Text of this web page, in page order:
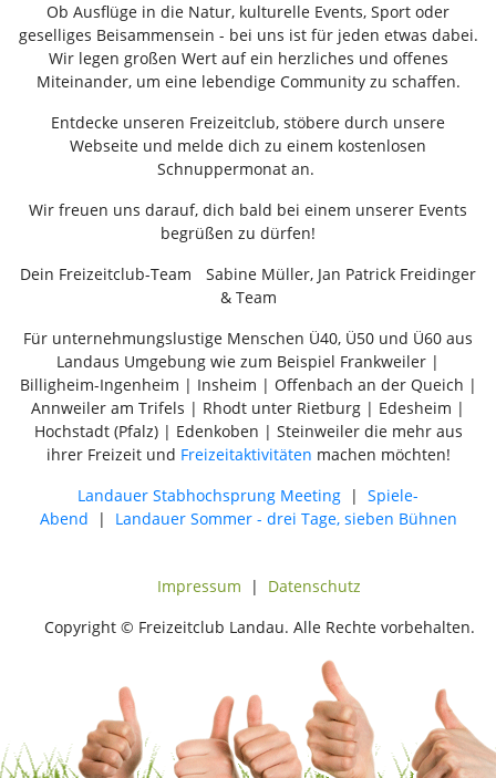
Ob Ausflüge in die Natur, kulturelle Events, Sport oder
geselliges Beisammensein - bei uns ist für jeden etwas dabei.
Wir legen großen Wert auf ein herzliches und offenes
Miteinander, um eine lebendige Community zu schaffen.
Entdecke unseren Freizeitclub, stöbere durch unsere
Webseite und melde dich zu einem kostenlosen
Schnuppermonat an.
Wir freuen uns darauf, dich bald bei einem unserer Events
begrüßen zu dürfen!
Dein Freizeitclub-Team Sabine Müller, Jan Patrick Freidinger
& Team
Für unternehmungslustige Menschen Ü40, Ü50 und Ü60 aus
Landaus Umgebung wie zum Beispiel Frankweiler |
Billigheim-Ingenheim | Insheim | Offenbach an der Queich |
Annweiler am Trifels | Rhodt unter Rietburg | Edesheim |
Hochstadt (Pfalz) | Edenkoben | Steinweiler die mehr aus
ihrer Freizeit und Freizeitaktivitäten machen möchten!
Landauer Stabhochsprung Meeting | Spiele-
Abend | Landauer Sommer - drei Tage, sieben Bühnen
Impressum | Datenschutz
Copyright © Freizeitclub Landau. Alle Rechte vorbehalten.